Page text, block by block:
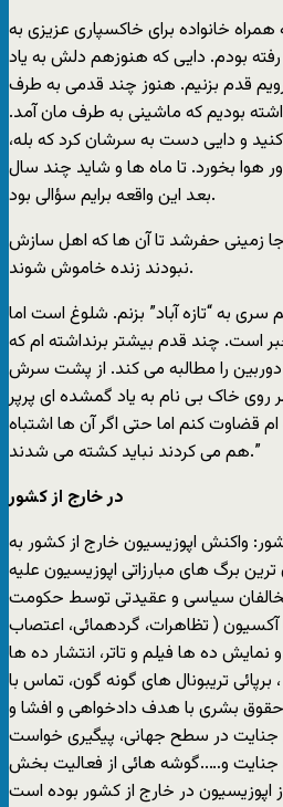
خانواده برای خاکسپاری عزيزی به
بودم. دايی که هنوزهم دلش به ياد
قدم بزنيم. هنوز چند قدمی به طرف
بوديم که ماشينی به طرف مان آمد.
و دايی دست به سرشان کرد که بله،
هوا بخورد. تا ماه ها و شايد چند سال
بعد اين واقعه برايم سؤالی بود.
زمينی حفرشد تا آن ها که اهل سازش
نبودند زنده خاموش شوند.
سری به “تازه آباد” بزنم. شلوغ است اما
است. چند قدم بيشتر برنداشته ام که
را مطالبه می کند. از پشت سرش
روی خاک بی نام به ياد گمشده ای پرپر
قضاوت کنم اما حتی اگر آن ها اشتباه
هم می کردند نبايد کشته می شدند.”
در خارج از کشور
واکنش اپوزيسيون خارج از کشور به
برگ های مبارزاتی اپوزيسيون عليه
سياسی و عقيدتی توسط حکومت
( تظاهرات، گردهمائی، اعتصاب
ده ها فيلم و تاتر، انتشار ده ها
تريبونال های گونه گون، تماس با
حقوق بشری با هدف دادخواهی و افشا و
جنايت در سطح جهانی، پيگيری خواست
جنايت و…..گوشه هائی از فعاليت بخش